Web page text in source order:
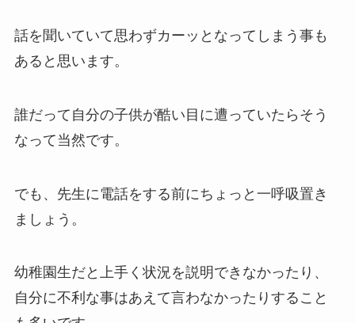
話を聞いていて思わずカーッとなってしまう事も
あると思います。
誰だって自分の子供が酷い目に遭っていたらそう
なって当然です。
でも、先生に電話をする前にちょっと一呼吸置き
ましょう。
幼稚園生だと上手く状況を説明できなかったり、
自分に不利な事はあえて言わなかったりすること